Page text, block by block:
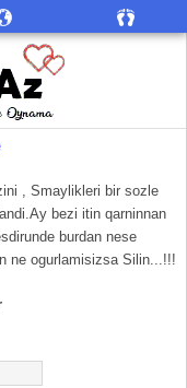
, Smaylikleri bir sozle
bezi itin qarninnan
burdan nese
ne ogurlamisizsa Silin...!!!